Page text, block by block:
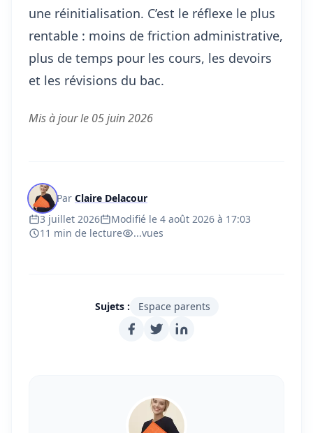
une réinitialisation. C’est le réflexe le plus
rentable : moins de friction administrative,
plus de temps pour les cours, les devoirs
et les révisions du bac.
Mis à jour le 05 juin 2026
Par Claire Delacour
3 juillet 2026
Modifié le 4 août 2026 à 17:03
11 min de lecture
...vues
Sujets : Espace parents